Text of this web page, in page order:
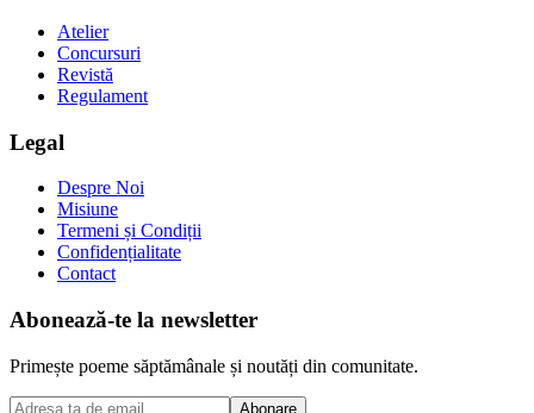
Atelier
Concursuri
Revistă
Regulament
Legal
Despre Noi
Misiune
Termeni și Condiții
Confidențialitate
Contact
Abonează-te la newsletter
Primește poeme săptămânale și noutăți din comunitate.
Abonare